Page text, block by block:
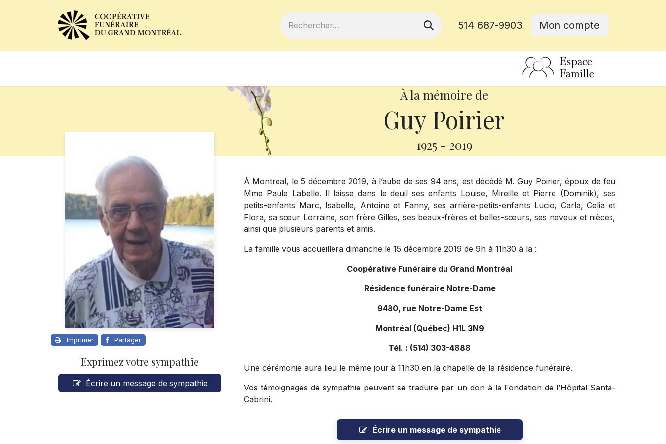
514 687-9903 Mon compte
À la mémoire de
Guy Poirier
1925 - 2019
Imprimer Partager
Exprimez votre sympathie
Écrire un message de sympathie
À Montréal, le 5 décembre 2019, à l’aube de ses 94 ans, est décédé M. Guy Poirier, époux de feu
Mme Paule Labelle. Il laisse dans le deuil ses enfants Louise, Mireille et Pierre (Dominik), ses
petits-enfants Marc, Isabelle, Antoine et Fanny, ses arrière-petits-enfants Lucio, Carla, Celia et
Flora, sa sœur Lorraine, son frère Gilles, ses beaux-frères et belles-sœurs, ses neveux et nièces,
ainsi que plusieurs parents et amis.
La famille vous accueillera dimanche le 15 décembre 2019 de 9h à 11h30 à la :
Coopérative Funéraire du Grand Montréal
Résidence funéraire Notre-Dame
9480, rue Notre-Dame Est
Montréal (Québec) H1L 3N9
Tél. : (514) 303-4888
Une cérémonie aura lieu le même jour à 11h30 en la chapelle de la résidence funéraire.
Vos témoignages de sympathie peuvent se traduire par un don à la Fondation de l’Hôpital Santa-
Cabrini.
Écrire un message de sympathie